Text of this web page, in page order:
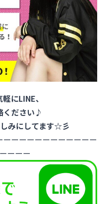
にLINE、
ください♪
みにしてます☆彡
ーーーーーーーーーーー
ーーー